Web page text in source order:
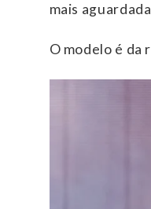
mais
O modelo é da